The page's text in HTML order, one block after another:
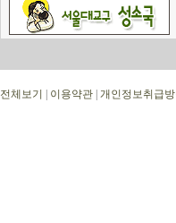
전체보기 이용약관 개인정보취급방